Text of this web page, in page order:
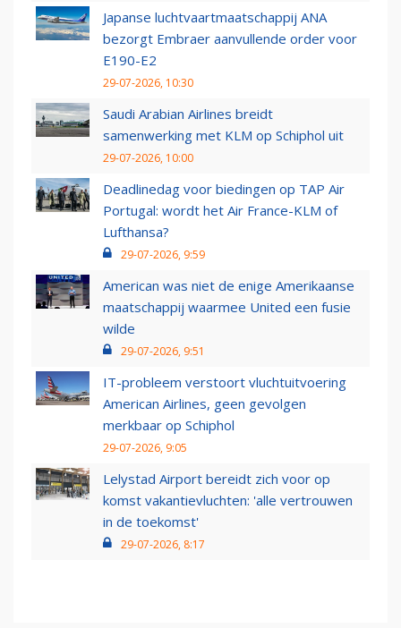
Japanse luchtvaartmaatschappij ANA
bezorgt Embraer aanvullende order voor
E190-E2
29-07-2026, 10:30
Saudi Arabian Airlines breidt
samenwerking met KLM op Schiphol uit
29-07-2026, 10:00
Deadlinedag voor biedingen op TAP Air
Portugal: wordt het Air France-KLM of
Lufthansa?
29-07-2026, 9:59
American was niet de enige Amerikaanse
maatschappij waarmee United een fusie
wilde
29-07-2026, 9:51
IT-probleem verstoort vluchtuitvoering
American Airlines, geen gevolgen
merkbaar op Schiphol
29-07-2026, 9:05
Lelystad Airport bereidt zich voor op
komst vakantievluchten: 'alle vertrouwen
in de toekomst'
29-07-2026, 8:17